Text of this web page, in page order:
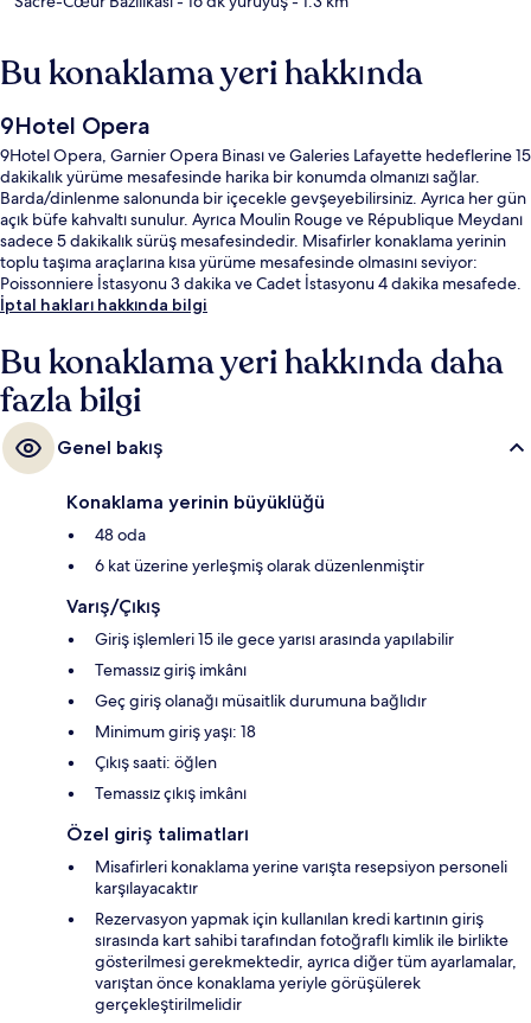
Bu konaklama yeri hakkında
9Hotel Opera
9Hotel Opera, Garnier Opera Binası ve Galeries Lafayette hedeflerine 15
dakikalık yürüme mesafesinde harika bir konumda olmanızı sağlar.
Barda/dinlenme salonunda bir içecekle gevşeyebilirsiniz. Ayrıca her gün
açık büfe kahvaltı sunulur. Ayrıca Moulin Rouge ve République Meydanı
sadece 5 dakikalık sürüş mesafesindedir. Misafirler konaklama yerinin
toplu taşıma araçlarına kısa yürüme mesafesinde olmasını seviyor:
Poissonniere İstasyonu 3 dakika ve Cadet İstasyonu 4 dakika mesafede.
İptal hakları hakkında bilgi
Bu konaklama yeri hakkında daha
fazla bilgi
Genel bakış
Konaklama yerinin büyüklüğü
48 oda
6 kat üzerine yerleşmiş olarak düzenlenmiştir
Varış/Çıkış
Giriş işlemleri 15 ile gece yarısı arasında yapılabilir
Temassız giriş imkânı
Geç giriş olanağı müsaitlik durumuna bağlıdır
Minimum giriş yaşı: 18
Çıkış saati: öğlen
Temassız çıkış imkânı
Özel giriş talimatları
Misafirleri konaklama yerine varışta resepsiyon personeli
karşılayacaktır
Rezervasyon yapmak için kullanılan kredi kartının giriş
sırasında kart sahibi tarafından fotoğraflı kimlik ile birlikte
gösterilmesi gerekmektedir, ayrıca diğer tüm ayarlamalar,
varıştan önce konaklama yeriyle görüşülerek
gerçekleştirilmelidir